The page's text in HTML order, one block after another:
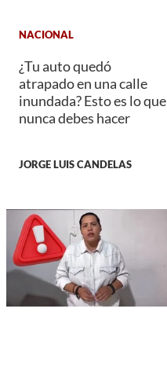
NACIONAL
¿Tu auto quedó
atrapado en una calle
inundada? Esto es lo que
nunca debes hacer
JORGE LUIS CANDELAS